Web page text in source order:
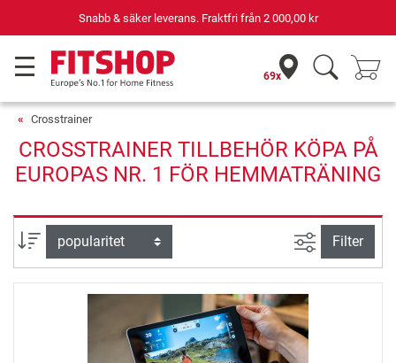
Snabb & säker leverans. Fraktfri från 2 000,00 kr
69x
Crosstrainer
CROSSTRAINER TILLBEHÖR KÖPA PÅ
EUROPAS NR. 1 FÖR HEMMATRÄNING
sortera efter Avancerad
Filter